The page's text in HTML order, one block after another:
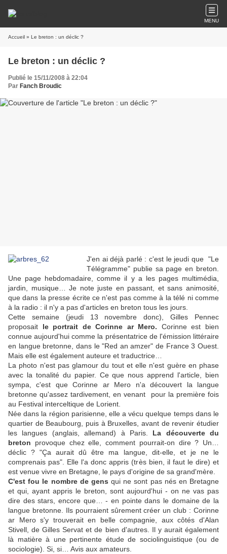
MENU
Accueil » Le breton : un déclic ?
Le breton : un déclic ?
Publié le 15/11/2008 à 22:04
Par Fanch Broudic
J'en ai déjà parlé : c'est le jeudi que "Le
Télégramme" publie sa page en breton.
Une page hebdomadaire, comme il y a les pages multimédia,
jardin, musique… Je note juste en passant, et sans animosité,
que dans la presse écrite ce n'est pas comme à la télé ni comme
à la radio : il n'y a pas d'articles en breton tous les jours.
Cette semaine (jeudi 13 novembre donc), Gilles Pennec
proposait leportrait de Corinne ar Mero. Corinne est bien
connue aujourd'hui comme la présentatrice de l'émission littéraire
en langue bretonne, dans le "Red an amzer" de France 3 Ouest.
Mais elle est également auteure et traductrice…
La photo n'est pas glamour du tout et elle n'est guère en phase
avec la tonalité du papier. Ce que nous apprend l'article, bien
sympa, c'est que Corinne ar Mero n'a découvert la langue
bretonne qu'assez tardivement, en venant pour la première fois
au Festival interceltique de Lorient.
Née dans la région parisienne, elle a vécu quelque temps dans le
quartier de Beaubourg, puis à Bruxelles, avant de revenir étudier
les langues (anglais, allemand) à Paris. La découverte du
breton provoque chez elle, comment pourrait-on dire ? Un…
déclic ? "Ça aurait dû être ma langue, dit-elle, et je ne le
comprenais pas". Elle l'a donc appris (très bien, il faut le dire) et
est venue vivre en Bretagne, le pays d'origine de sa grand'mère.
C'est fou le nombre de gens qui ne sont pas nés en Bretagne
et qui, ayant appris le breton, sont aujourd'hui - on ne vas pas
dire des stars, encore que… - en pointe dans le domaine de la
langue bretonne. Ils pourraient sûrement créer un club : Corinne
ar Mero s'y trouverait en belle compagnie, aux côtés d'Alan
Stivell, de Gilles Servat et de bien d'autres. Il y aurait également
là matière à une pertinente étude de sociolinguistique (ou de
sociologie). Si, si… Avis aux amateurs.